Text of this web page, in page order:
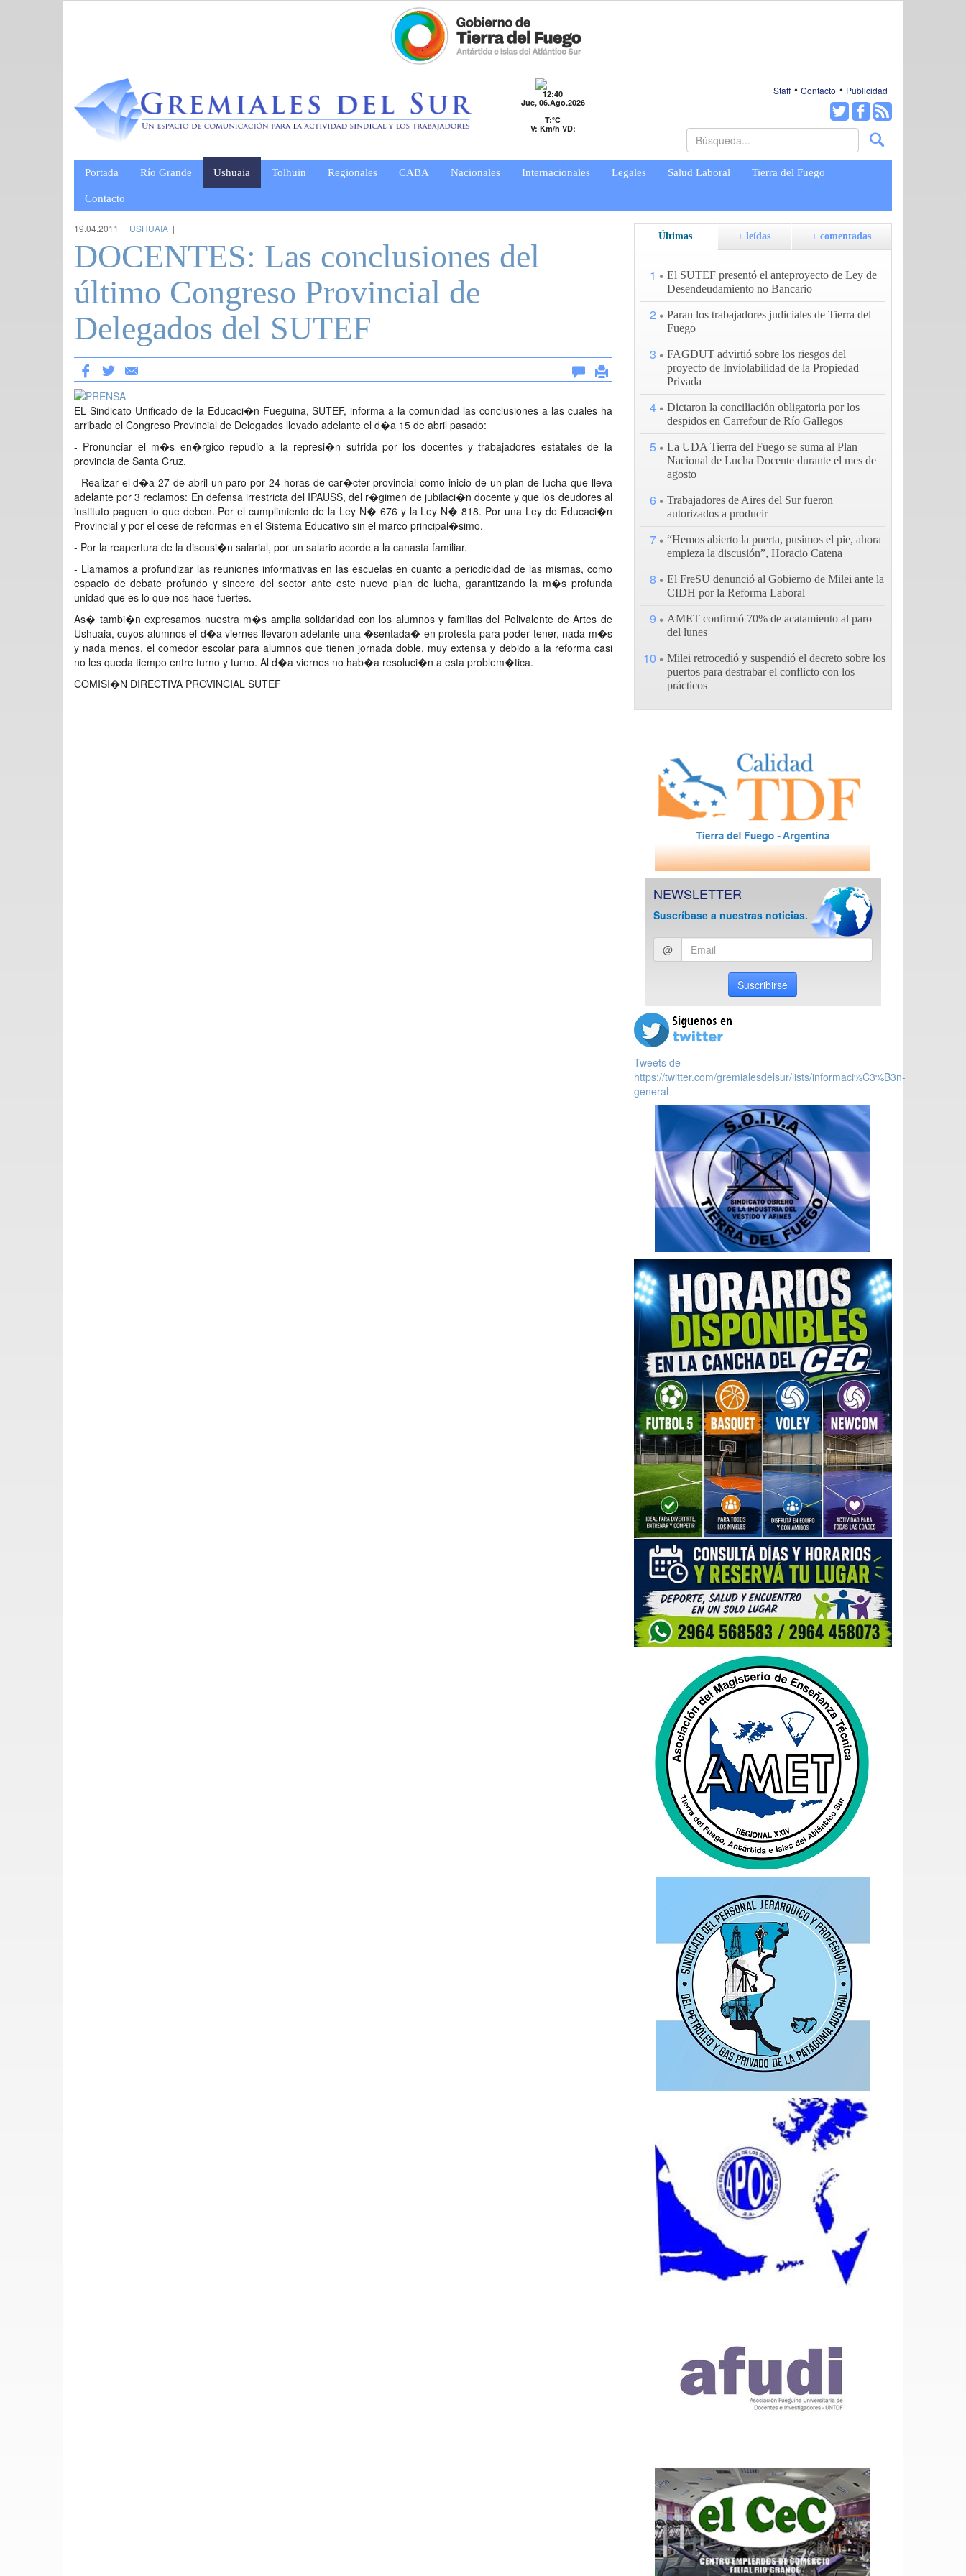
12:40
Jue, 06.Ago.2026
T:ºC
V: Km/h VD:
Staff Contacto Publicidad
Portada Río Grande Ushuaia Tolhuin Regionales CABA Nacionales Internacionales Legales Salud Laboral Tierra del Fuego
Contacto
19.04.2011 | USHUAIA |
DOCENTES: Las conclusiones del
último Congreso Provincial de
Delegados del SUTEF
EL Sindicato Unificado de la Educaci�n Fueguina, SUTEF, informa a la comunidad las conclusiones a las cuales ha
arribado el Congreso Provincial de Delegados llevado adelante el d�a 15 de abril pasado:
- Pronunciar el m�s en�rgico repudio a la represi�n sufrida por los docentes y trabajadores estatales de la
provincia de Santa Cruz.
- Realizar el d�a 27 de abril un paro por 24 horas de car�cter provincial como inicio de un plan de lucha que lleva
adelante por 3 reclamos: En defensa irrestricta del IPAUSS, del r�gimen de jubilaci�n docente y que los deudores al
instituto paguen lo que deben. Por el cumplimiento de la Ley N� 676 y la Ley N� 818. Por una Ley de Educaci�n
Provincial y por el cese de reformas en el Sistema Educativo sin el marco principal�simo.
- Por la reapertura de la discusi�n salarial, por un salario acorde a la canasta familiar.
- Llamamos a profundizar las reuniones informativas en las escuelas en cuanto a periodicidad de las mismas, como
espacio de debate profundo y sincero del sector ante este nuevo plan de lucha, garantizando la m�s profunda
unidad que es lo que nos hace fuertes.
As� tambi�n expresamos nuestra m�s amplia solidaridad con los alumnos y familias del Polivalente de Artes de
Ushuaia, cuyos alumnos el d�a viernes llevaron adelante una �sentada� en protesta para poder tener, nada m�s
y nada menos, el comedor escolar para alumnos que tienen jornada doble, muy extensa y debido a la reforma casi
no les queda tiempo entre turno y turno. Al d�a viernes no hab�a resoluci�n a esta problem�tica.
COMISI�N DIRECTIVA PROVINCIAL SUTEF
Últimas + leídas + comentadas
1
El SUTEF presentó el anteproyecto de Ley de
Desendeudamiento no Bancario
2
Paran los trabajadores judiciales de Tierra del
Fuego
3
FAGDUT advirtió sobre los riesgos del
proyecto de Inviolabilidad de la Propiedad
Privada
4
Dictaron la conciliación obligatoria por los
despidos en Carrefour de Río Gallegos
5
La UDA Tierra del Fuego se suma al Plan
Nacional de Lucha Docente durante el mes de
agosto
6
Trabajadores de Aires del Sur fueron
autorizados a producir
7
“Hemos abierto la puerta, pusimos el pie, ahora
empieza la discusión”, Horacio Catena
8
El FreSU denunció al Gobierno de Milei ante la
CIDH por la Reforma Laboral
9
AMET confirmó 70% de acatamiento al paro
del lunes
10
Milei retrocedió y suspendió el decreto sobre los
puertos para destrabar el conflicto con los
prácticos
NEWSLETTER
Suscríbase a nuestras noticias.
Ingresar
email
@
Suscribirse
Tweets de
https://twitter.com/gremialesdelsur/lists/informaci%C3%B3n-
general